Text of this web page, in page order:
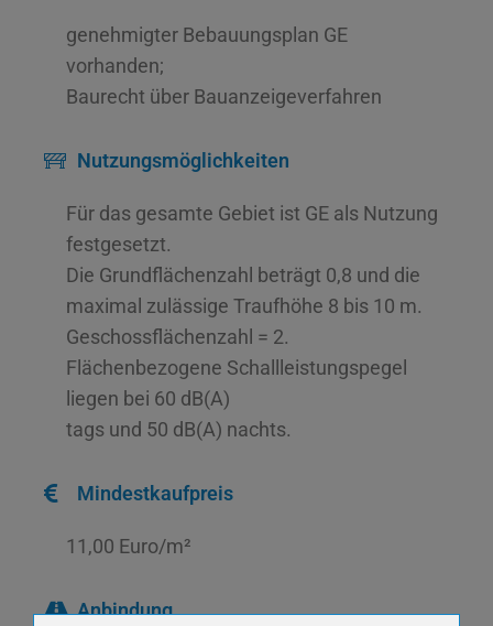
genehmigter Bebauungsplan GE
vorhanden;
Baurecht über Bauanzeigeverfahren
Nutzungsmöglichkeiten
Für das gesamte Gebiet ist GE als Nutzung
festgesetzt.
Die Grundflächenzahl beträgt 0,8 und die
maximal zulässige Traufhöhe 8 bis 10 m.
Geschossflächenzahl = 2.
Flächenbezogene Schallleistungspegel
liegen bei 60 dB(A)
tags und 50 dB(A) nachts.
Mindestkaufpreis
11,00 Euro/m²
Anbindung